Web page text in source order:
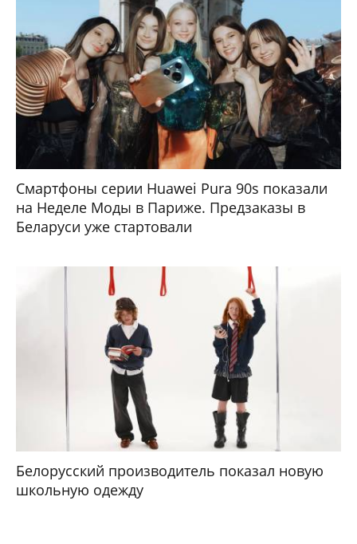
Смартфоны серии Huawei Pura 90s показали
на Неделе Моды в Париже. Предзаказы в
Беларуси уже стартовали
Белорусский производитель показал новую
школьную одежду